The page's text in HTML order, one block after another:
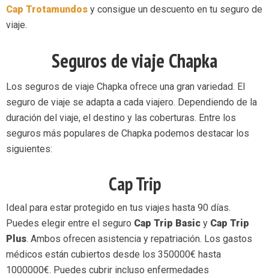
Cap Trotamundos y consigue un descuento en tu seguro de
viaje.
Seguros de viaje Chapka
Los seguros de viaje Chapka ofrece una gran variedad. El
seguro de viaje se adapta a cada viajero. Dependiendo de la
duración del viaje, el destino y las coberturas. Entre los
seguros más populares de Chapka podemos destacar los
siguientes:
Cap Trip
Ideal para estar protegido en tus viajes hasta 90 días.
Puedes elegir entre el seguro Cap Trip Basic y Cap Trip
Plus. Ambos ofrecen asistencia y repatriación. Los gastos
médicos están cubiertos desde los 350000€ hasta
1000000€. Puedes cubrir incluso enfermedades